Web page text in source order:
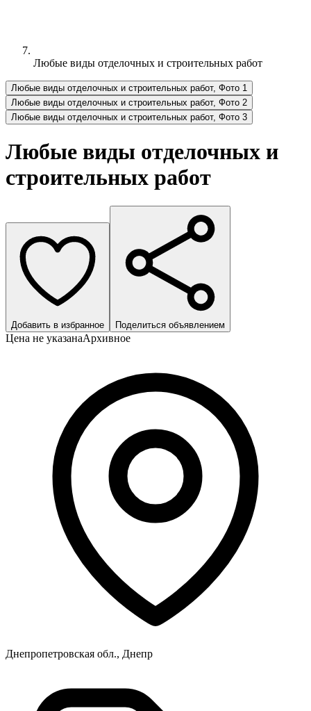
Любые виды отделочных и строительных работ
Любые виды отделочных и строительных работ, Фото 1
Любые виды отделочных и строительных работ, Фото 2
Любые виды отделочных и строительных работ, Фото 3
Любые виды отделочных и
строительных работ
Добавить в избранное Поделиться объявлением
Цена не указанаАрхивное
Днепропетровская обл., Днепр